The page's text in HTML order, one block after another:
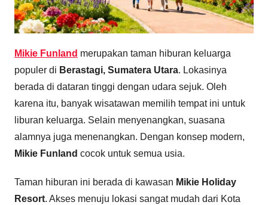
Mikie Funland merupakan taman hiburan keluarga
populer di Berastagi, Sumatera Utara. Lokasinya
berada di dataran tinggi dengan udara sejuk. Oleh
karena itu, banyak wisatawan memilih tempat ini untuk
liburan keluarga. Selain menyenangkan, suasana
alamnya juga menenangkan. Dengan konsep modern,
Mikie Funland cocok untuk semua usia.
Taman hiburan ini berada di kawasan Mikie Holiday
Resort. Akses menuju lokasi sangat mudah dari Kota